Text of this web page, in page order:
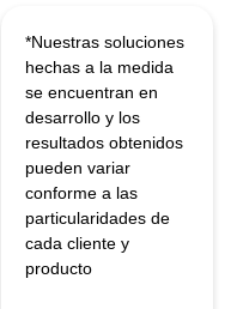
*Nuestras soluciones
hechas a la medida
se encuentran en
desarrollo y los
resultados obtenidos
pueden variar
conforme a las
particularidades de
cada cliente y
producto